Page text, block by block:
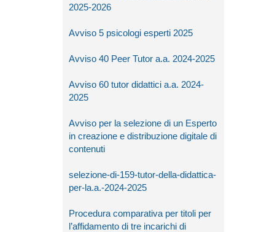
2025-2026
Avviso 5 psicologi esperti 2025
Avviso 40 Peer Tutor a.a. 2024-2025
Avviso 60 tutor didattici a.a. 2024-
2025
Avviso per la selezione di un Esperto
in creazione e distribuzione digitale di
contenuti
selezione-di-159-tutor-della-didattica-
per-la.a.-2024-2025
Procedura comparativa per titoli per
l’affidamento di tre incarichi di